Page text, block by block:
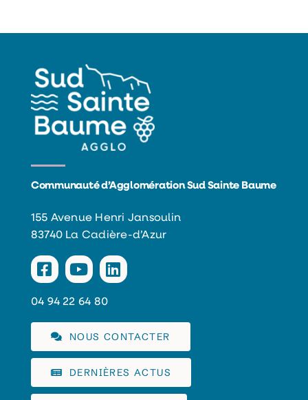
Communauté d’Agglomération Sud Sainte Baume
155 Avenue Henri Jansoulin
83740 La Cadière-d’Azur
04 94 22 64 80
NOUS CONTACTER
DERNIÈRES ACTUS